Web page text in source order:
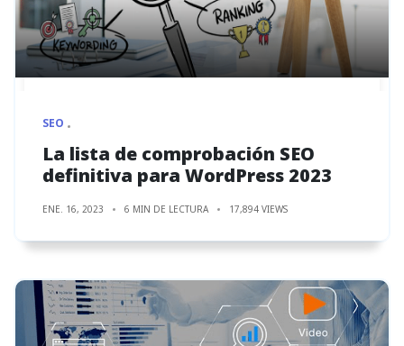
SEO
La lista de comprobación SEO
definitiva para WordPress 2023
ENE. 16, 2023 6 MIN DE LECTURA 17,894 VIEWS